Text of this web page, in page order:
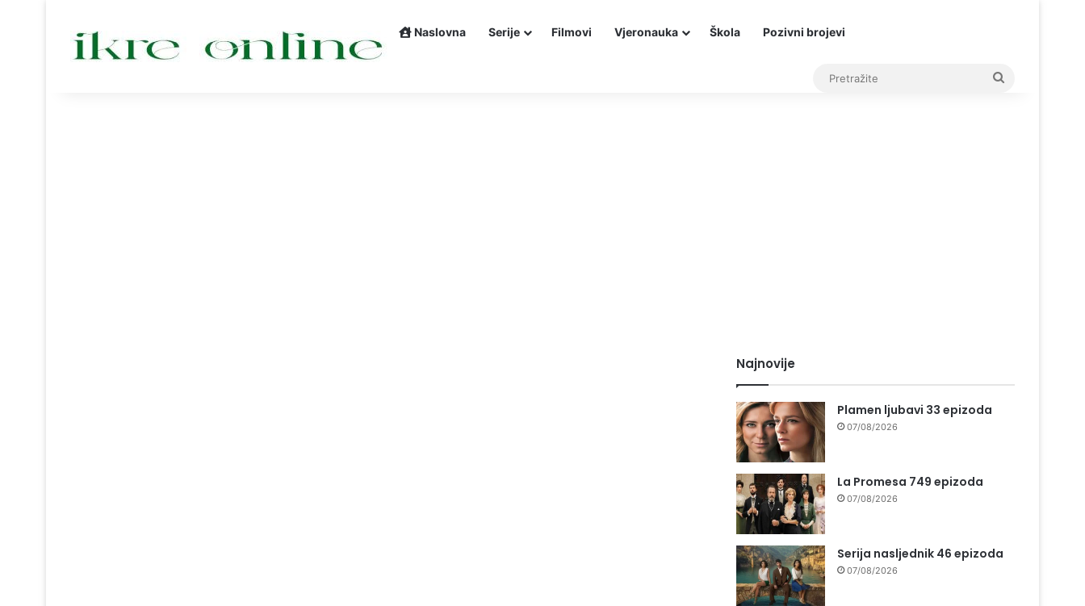
Naslovna Serije Filmovi Vjeronauka Škola Pozivni brojevi
Najnovije
Plamen ljubavi 33 epizoda
07/08/2026
La Promesa 749 epizoda
07/08/2026
Serija nasljednik 46 epizoda
07/08/2026